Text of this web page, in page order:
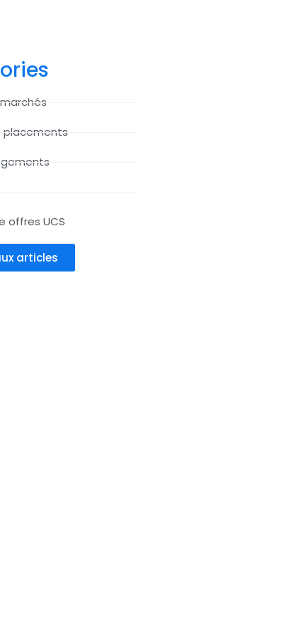
placements
offres UCS
articles